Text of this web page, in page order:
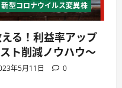
新型コロナウイルス変異株
る！利益率アップ
ト削減ノウハウ～
年5月11日 0